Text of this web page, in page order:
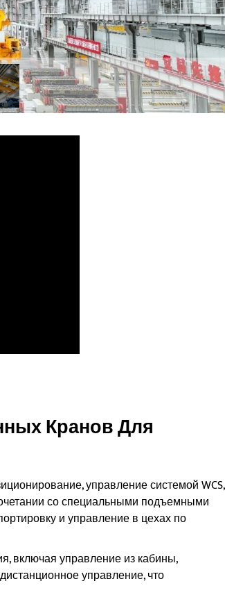
Кранов Для
управление системой WCS,
со специальными подъемными
и управление в цехах по
включая управление из кабины,
управление, что